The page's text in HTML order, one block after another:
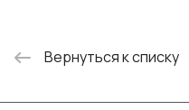
Вернуться к списку